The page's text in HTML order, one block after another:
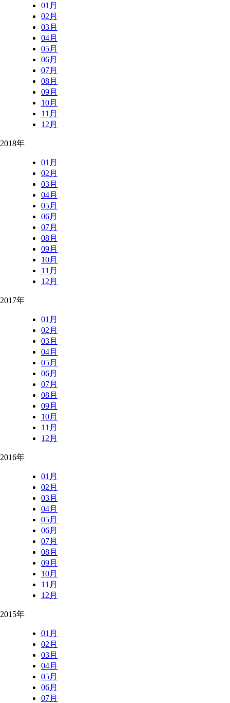
01月
02月
03月
04月
05月
06月
07月
08月
09月
10月
11月
12月
2018年
01月
02月
03月
04月
05月
06月
07月
08月
09月
10月
11月
12月
2017年
01月
02月
03月
04月
05月
06月
07月
08月
09月
10月
11月
12月
2016年
01月
02月
03月
04月
05月
06月
07月
08月
09月
10月
11月
12月
2015年
01月
02月
03月
04月
05月
06月
07月